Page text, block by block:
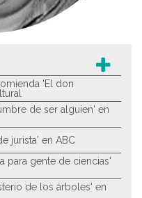
'El don
de ser alguien' en
jurista' en ABC
para gente de ciencias'
de los árboles' en